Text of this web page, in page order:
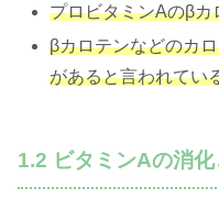
プロビタミンAのβカ
βカロテンなどのカ
があると言われてい
1.2 ビタミンAの消化